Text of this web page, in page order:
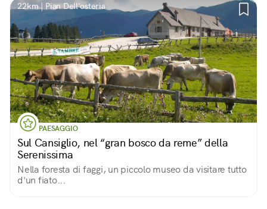
22km | Pian Dell'osteria
PAESAGGIO
Sul Cansiglio, nel “gran bosco da reme” della
Serenissima
Nella foresta di faggi, un piccolo museo da visitare tutto
d'un fiato...